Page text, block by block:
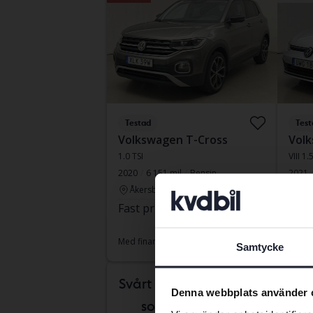
Samtycke
Denna webbplats använder
Testad
Volkswagen T-Cross
1.0 TSI
2020
6 151 mil
Bensin
Åkersberga (Runö)
Fast pris 187 900 kr
Med finansiering
1 601 kr/månad
VIII
2021
Svårt att veta vilken bil
som passar dig?